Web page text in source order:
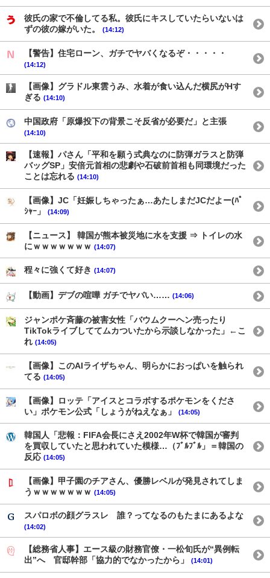
彼氏の家で不倫してる私。彼氏にキスしていたらいないは
ずの彼の嫁がいた。
(14:12)
【警告】住宅ローン、ガチでヤバくなるぞ・・・・・
(14:12)
【画像】グラドル東雲うみ、水着が食い込んだ横尻がHす
ぎる (14:10)
中国政府「原爆投下の背景こそ反省が必要だ」と主張
(14:10)
【速報】パさん「平和を願う式典なのに防弾ガラスと防弾
バッグSP」安倍元首相の悲劇や石破前首相も同環境だった
ことは忘れる (14:10)
【画像】JC「妊娠しちゃったぁ…あたしまだJCだよー(ﾊﾟ
ｼｬｰ」
(14:09)
【ニュース】 韓国が熊本被災地に水を支援 ⇒ トイレの水
にｗｗｗｗｗｗｗ (14:07)
程々に強くて好き (14:07)
【動画】デブの喧嘩 ガチでヤバい…… (14:06)
ジャンポケ斉藤の被害女性「バウムクーヘン売ったり
TikTokライブしててムカついたから示談しなかった」←こ
れ (14:05)
【画像】このAIライザちゃん、明らかにおっぱいを触られ
てる (14:05)
【画像】ロッテ「アイスとコラボするポケモンをくださ
い」ポケモン公式「しょうがねえなぁ」
(14:05)
韓国人「悲報：FIFA会長にさえ2002年W杯で韓国が審判
を買収していたと思われていた模様…（ﾌﾞﾙﾌﾞﾙ」＝韓国の
反応 (14:05)
【画像】甲子園のチアさん、優勝レベルが発見されてしま
うｗｗｗｗｗｗｗ (14:05)
スパロボの顔グラスレ 誰？ってなるのもたまにあるよな
(14:02)
【総務省人事】エース級の財務官僚・一松旬氏が“異例転
出”へ 官邸幹部「協力的でなかったから」
(14:01)